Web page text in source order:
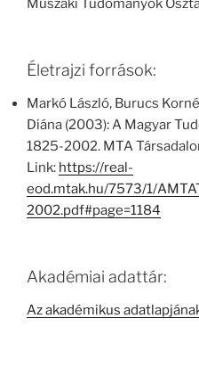
Műszaki Tudományok
Életrajzi források:
Markó László, Burucs
Diána (2003): A Magyar
1825-2002. MTA
Link: https://real-
eod.mtak.hu/7573/1/
2002.pdf#page=1184
Akadémiai adattár:
Az akadémikus